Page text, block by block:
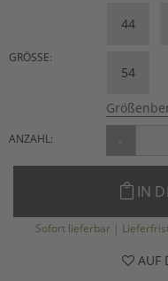
GRÖSSE:
44
54
ANZAHL: -
IN
Sofort lieferbar |
AUF